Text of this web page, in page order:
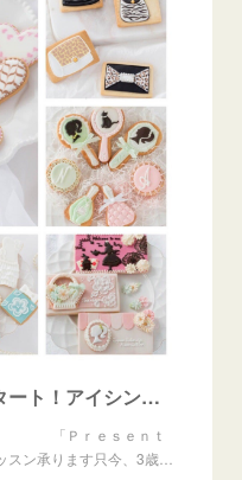
『募集中！12/5（土）スタート！アイシングクッキー認定講師講座』
「Ｐｒｅｓｅｎｔ
スン承ります只今、3歳…